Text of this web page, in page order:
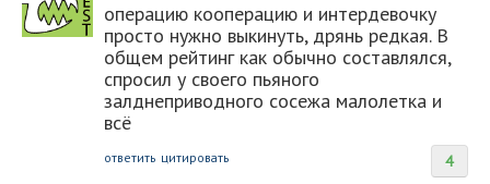
операцию кооперацию и интердевочку
просто нужно выкинуть, дрянь редкая. В
общем рейтинг как обычно составлялся,
спросил у своего пьяного
залднеприводного сосежа малолетка и
всё
4
ответить цитировать